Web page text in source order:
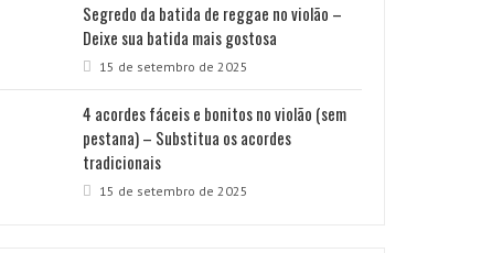
Segredo da batida de reggae no violão –
Deixe sua batida mais gostosa
15 de setembro de 2025
4 acordes fáceis e bonitos no violão (sem
pestana) – Substitua os acordes
tradicionais
15 de setembro de 2025